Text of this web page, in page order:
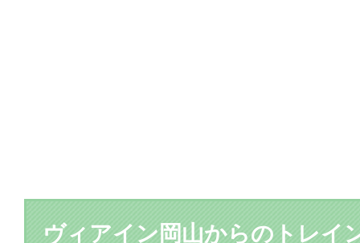
ヴィアイン岡山からのトレイ